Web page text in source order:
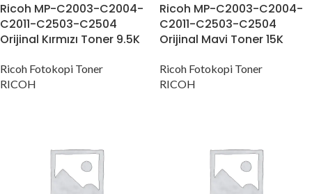
Ricoh MP-C2003-C2004-
C2011-C2503-C2504
Orijinal Kırmızı Toner 9.5K
Ricoh Fotokopi Toner
RICOH
Ricoh MP-C2003-C2004-
C2011-C2503-C2504
Orijinal Mavi Toner 15K
Ricoh Fotokopi Toner
RICOH